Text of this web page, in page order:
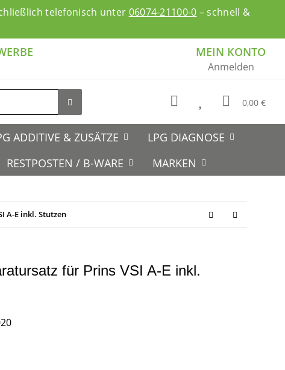
telefonisch unter 06074-21100-0 – schnell &
MEIN KONTO
Anmelden
0,00 €
ADDITIVE & ZUSÄTZE
LPG DIAGNOSE
RESTPOSTEN / B-WARE MARKEN
A-E inkl. Stutzen
für Prins VSI A-E inkl.